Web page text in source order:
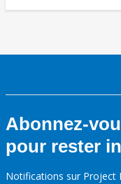
Abonnez-
pour rester
Notifications sur Project